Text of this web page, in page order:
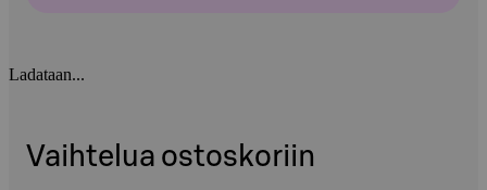
Ladataan...
Vaihtelua ostoskoriin